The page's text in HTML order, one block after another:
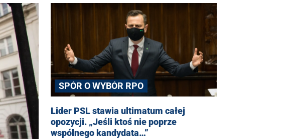
SPÓR O WYBÓR RPO
Lider PSL stawia ultimatum całej
opozycji. „Jeśli ktoś nie poprze
wspólnego kandydata…”